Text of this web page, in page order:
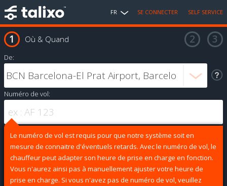
FR SE CONNECTER SELF SERVICE
Où & Quand
De:
Numéro de vol:
Le numéro de vol est requis pour que notre système soit en
mesure de connaitre d'éventuels retards. Avec le numéro de vol, le
chauffeur peut adapter son heure de prise en charge en fonction.
Vous n'aurez ainsi pas à manuellement ajuster votre heure de
prise en charge. Si vous n'avez pas de numéro de vol, veuillez